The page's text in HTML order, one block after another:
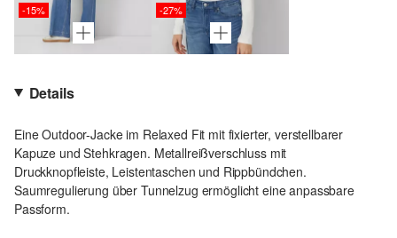
-15% -27%
Details
Eine Outdoor-Jacke im Relaxed Fit mit fixierter, verstellbarer
Kapuze und Stehkragen. Metallreißverschluss mit
Druckknopfleiste, Leistentaschen und Rippbündchen.
Saumregulierung über Tunnelzug ermöglicht eine anpassbare
Passform.